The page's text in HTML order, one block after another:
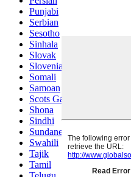
Punjabi
Serbian
Sesotho
Sinhala
Slovak
Slovenian
Somali
Samoan
Scots Gaelic
Shona
Sindhi
Sundanese
Swahili
Tajik
Tamil